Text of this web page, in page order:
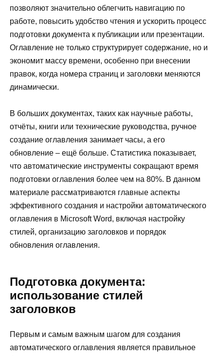
позволяют значительно облегчить навигацию по
работе, повысить удобство чтения и ускорить процесс
подготовки документа к публикации или презентации.
Оглавление не только структурирует содержание, но и
экономит массу времени, особенно при внесении
правок, когда номера страниц и заголовки меняются
динамически.
В больших документах, таких как научные работы,
отчёты, книги или технические руководства, ручное
создание оглавления занимает часы, а его
обновление – ещё больше. Статистика показывает,
что автоматические инструменты сокращают время
подготовки оглавления более чем на 80%. В данном
материале рассматриваются главные аспекты
эффективного создания и настройки автоматического
оглавления в Microsoft Word, включая настройку
стилей, организацию заголовков и порядок
обновления оглавления.
Подготовка документа:
использование стилей
заголовков
Первым и самым важным шагом для создания
автоматического оглавления является правильное